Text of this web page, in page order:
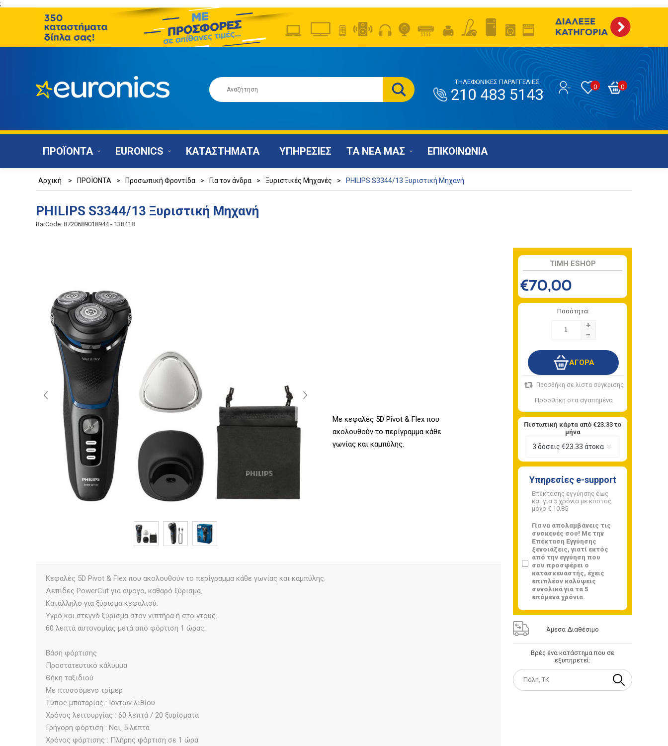
;
0
0
ΤΗΛΕΦΩΝΙΚΕΣ ΠΑΡΑΓΓΕΛΙΕΣ
210 483 5143
ΠΡΟΪΟΝΤΑ EURONICS ΚΑΤΑΣΤΗΜΑΤΑ ΥΠΗΡΕΣΙΕΣ ΤΑ ΝΕΑ ΜΑΣ ΕΠΙΚΟΙΝΩΝΙΑ
Αρχική > ΠΡΟΪΟΝΤΑ > Προσωπική Φροντίδα > Για τον άνδρα > Ξυριστικές Μηχανές > PHILIPS S3344/13 Ξυριστική Μηχανή
PHILIPS S3344/13 Ξυριστική Μηχανή
BarCode: 8720689018944 - 138418
Με κεφαλές 5D Pivot & Flex που
ακολουθούν το περίγραμμα κάθε
γωνίας και καμπύλης.
Κεφαλές 5D Pivot & Flex που ακολουθούν το περίγραμμα κάθε γωνίας και καμπύλης.
Λεπίδες PowerCut για άψογο, καθαρό ξύρισμα.
Κατάλληλο για ξύρισμα κεφαλιού.
Υγρό και στεγνό ξύρισμα στον νιπτήρα ή στο ντους.
60 λεπτά αυτονομίας μετά από φόρτιση 1 ώρας.
Βάση φόρτισης
Προστατευτικό κάλυμμα
Θήκη ταξιδιού
Με πτυσσόμενο τρίμερ
Τύπος μπαταρίας : Ιόντων λιθίου
Χρόνος λειτουργίας : 60 λεπτά / 20 ξυρίσματα
Γρήγορη φόρτιση : Ναι, 5 λεπτά
Χρόνος φόρτισης : Πλήρης φόρτιση σε 1 ώρα
TIMH ESHOP
€70,00
Ποσότητα:
+
-
Πιστωτική κάρτα από €23.33 το
μήνα
Υπηρεσίες e-support
Επέκτασης εγγύησης έως
και για 5 χρόνια με κόστος
μόνο € 10.85
Για να απολαμβάνεις τις
συσκευές σου! Με την
Επέκταση Εγγύησης
ξενοιάζεις, γιατί εκτός
από την εγγύηση που
σου προσφέρει ο
κατασκευαστής, έχεις
επιπλέον καλύψεις
συνολικά για τα 5
επόμενα χρόνια.
Άμεσα Διαθέσιμο
Βρές ένα κατάστημα που σε
εξυπηρετεί: